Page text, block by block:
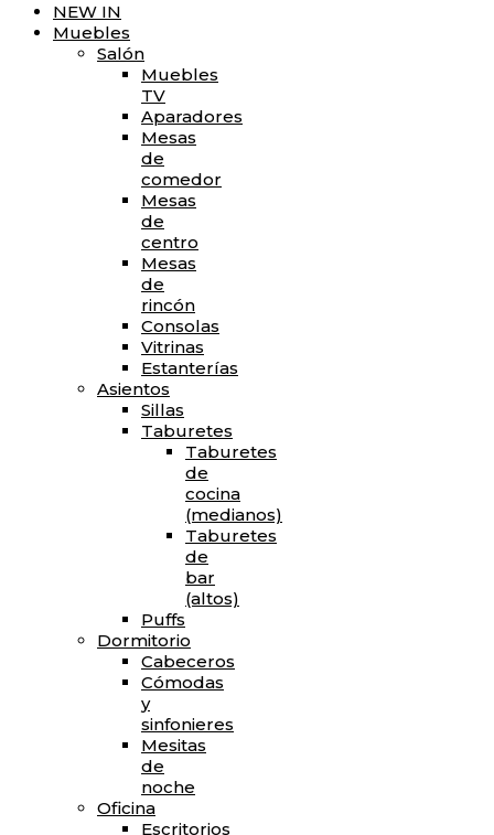
NEW IN
Muebles
Salón
Muebles
TV
Aparadores
Mesas
de
comedor
Mesas
de
centro
Mesas
de
rincón
Consolas
Vitrinas
Estanterías
Asientos
Sillas
Taburetes
Taburetes
de
cocina
(medianos)
Taburetes
de
bar
(altos)
Puffs
Dormitorio
Cabeceros
Cómodas
y
sinfonieres
Mesitas
de
noche
Oficina
Escritorios